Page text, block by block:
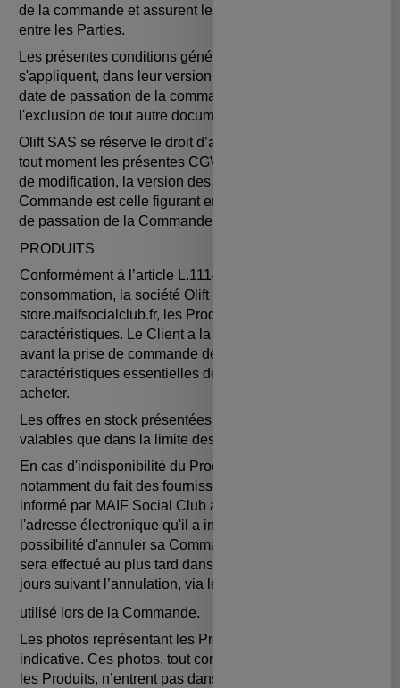
de la commande et assurent le suivi de cette commande
entre les Parties.
Les présentes conditions générales de vente
s'appliquent, dans leur version en vigueur sur le Site à la
date de passation de la commande par le Client, à
l'exclusion de tout autre document.
Olift SAS se réserve le droit d’adapter ou de modifier à
tout moment les présentes CGV. Il est convenu qu’en cas
de modification, la version des CGV applicable à toute
Commande est celle figurant en ligne sur le Site au jour
de passation de la Commande.
PRODUITS
Conformément à l’article L.111-1 du Code de la
consommation, la société Olift présente sur le Site :
store.maifsocialclub.fr, les Produits à vendre et leurs
caractéristiques. Le Client a la possibilité de connaître,
avant la prise de commande définitive, les
caractéristiques essentielles des Produits qu'il souhaite
acheter.
Les offres en stock présentées par la société Olift ne sont
valables que dans la limite des stocks disponibles.
En cas d'indisponibilité du Produit commandé,
notamment du fait des fournisseurs, le Client en sera
informé par MAIF Social Club au plus tôt par mail à
l'adresse électronique qu'il a indiquée et aura la
possibilité d'annuler sa Commande. Le remboursement
sera effectué au plus tard dans un délai de quatorze (14)
jours suivant l’annulation, via le mode de paiement
utilisé lors de la Commande.
Les photos représentant les Produits n’ont qu’une valeur
indicative. Ces photos, tout comme les textes illustrant
les Produits, n’entrent pas dans le champ contractuel.